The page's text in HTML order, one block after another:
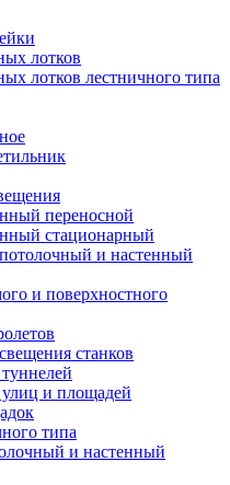
лотков
лотков лестничного типа
переносной
стационарный
и настенный
и поверхностного
станков
и площадей
типа
и настенный